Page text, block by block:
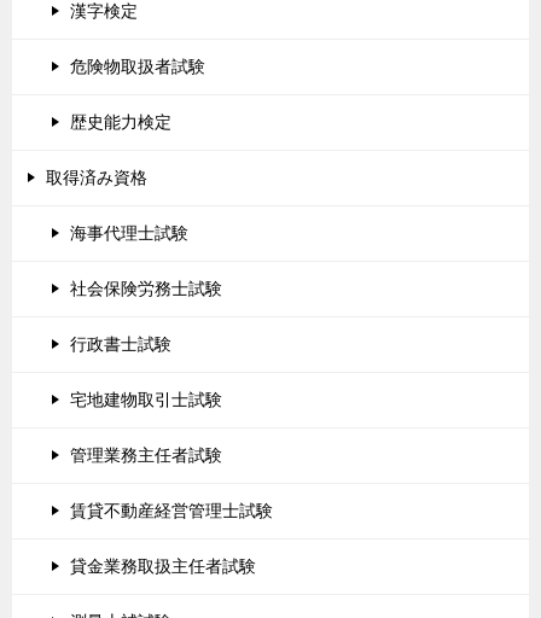
漢字検定
危険物取扱者試験
歴史能力検定
取得済み資格
海事代理士試験
社会保険労務士試験
行政書士試験
宅地建物取引士試験
管理業務主任者試験
賃貸不動産経営管理士試験
貸金業務取扱主任者試験